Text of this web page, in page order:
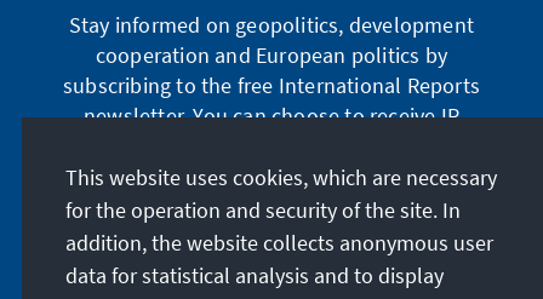
Stay informed on geopolitics, development
cooperation and European politics by
subscribing to the free International Reports
newsletter. You can choose to receive IR
German or have the print version sent to you in
German or English.
Jetzt abonnieren
This website uses cookies, which are necessary
for the operation and security of the site. In
addition, the website collects anonymous user
data for statistical analysis and to display